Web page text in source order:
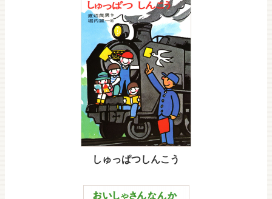
しゅっぱつしんこう